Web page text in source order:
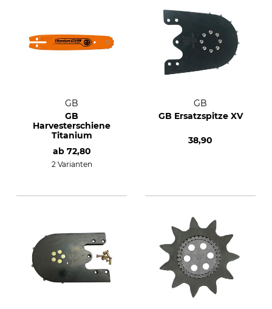
GB
GB
Harvesterschiene
Titanium
ab 72,80
2 Varianten
GB
GB Ersatzspitze XV
38,90